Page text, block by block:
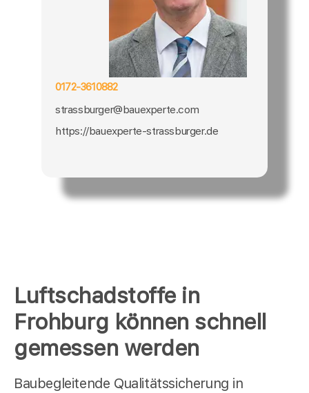
Luftschadstoffe in
Frohburg können schnell
gemessen werden
Baubegleitende Qualitätssicherung in
0172-3610882
strassburger@bauexperte.com
https://bauexperte-strassburger.de